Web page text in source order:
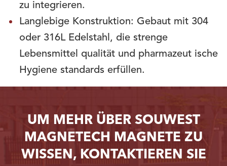
zu integrieren.
Langlebige Konstruktion: Gebaut mit 304
oder 316L Edelstahl, die strenge
Lebensmittel qualität und pharmazeut ische
Hygiene standards erfüllen.
UM MEHR ÜBER SOUWEST
MAGNETECH MAGNETE ZU
WISSEN, KONTAKTIEREN SIE